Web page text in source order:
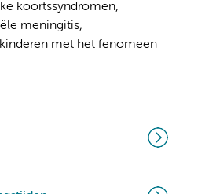
koortssyndromen,
meningitis,
met het fenomeen